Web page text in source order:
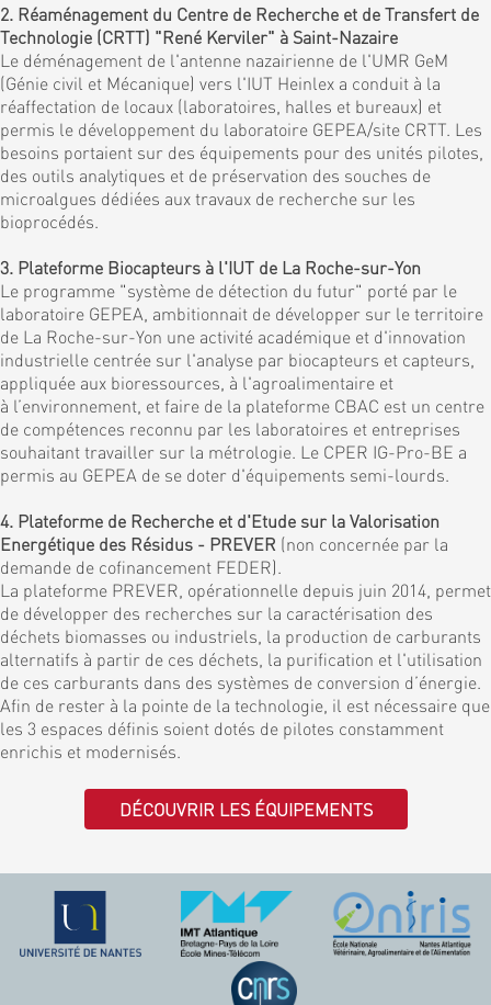
2. Réaménagement du Centre de Recherche et de Transfert de
Technologie (CRTT) "René Kerviler" à Saint-Nazaire
Le déménagement de l'antenne nazairienne de l'UMR GeM
(Génie civil et Mécanique) vers l'IUT Heinlex a conduit à la
réaffectation de locaux (laboratoires, halles et bureaux) et
permis le développement du laboratoire GEPEA/site CRTT. Les
besoins portaient sur des équipements pour des unités pilotes,
des outils analytiques et de préservation des souches de
microalgues dédiées aux travaux de recherche sur les
bioprocédés.
3. Plateforme Biocapteurs à l'IUT de La Roche-sur-Yon
Le programme "système de détection du futur" porté par le
laboratoire GEPEA, ambitionnait de développer sur le territoire
de La Roche-sur-Yon une activité académique et d'innovation
industrielle centrée sur l'analyse par biocapteurs et capteurs,
appliquée aux bioressources, à l'agroalimentaire et
à l’environnement, et faire de la plateforme CBAC est un centre
de compétences reconnu par les laboratoires et entreprises
souhaitant travailler sur la métrologie. Le CPER IG-Pro-BE a
permis au GEPEA de se doter d'équipements semi-lourds.
4. Plateforme de Recherche et d'Etude sur la Valorisation
Energétique des Résidus - PREVER (non concernée par la
demande de cofinancement FEDER).
La plateforme PREVER, opérationnelle depuis juin 2014, permet
de développer des recherches sur la caractérisation des
déchets biomasses ou industriels, la production de carburants
alternatifs à partir de ces déchets, la purification et l'utilisation
de ces carburants dans des systèmes de conversion d’énergie.
Afin de rester à la pointe de la technologie, il est nécessaire que
les 3 espaces définis soient dotés de pilotes constamment
enrichis et modernisés.
DÉCOUVRIR LES ÉQUIPEMENTS